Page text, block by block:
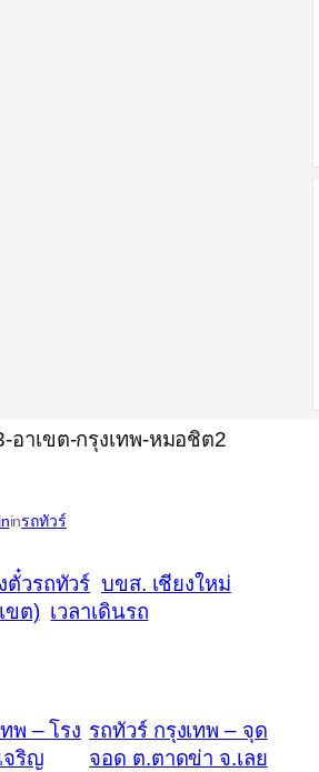
อาเขต-กรุงเทพ-หมอชิต2
inรถทัวร์
ตั๋วรถทัวร์ บขส. เชียงใหม่
ขต) เวลาเดินรถ
พ – โรง
จริญ
รถทัวร์ กรุงเทพ – จุด
จอด ต.ตาดข่า จ.เลย